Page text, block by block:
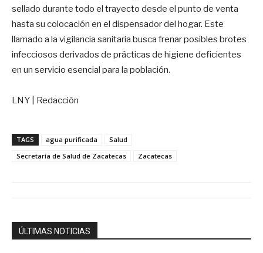
sellado durante todo el trayecto desde el punto de venta
hasta su colocación en el dispensador del hogar. Este
llamado a la vigilancia sanitaria busca frenar posibles brotes
infecciosos derivados de prácticas de higiene deficientes
en un servicio esencial para la población.
LNY | Redacción
TAGS agua purificada
Salud
Secretaría de Salud de Zacatecas
Zacatecas
ÚLTIMAS NOTICIAS